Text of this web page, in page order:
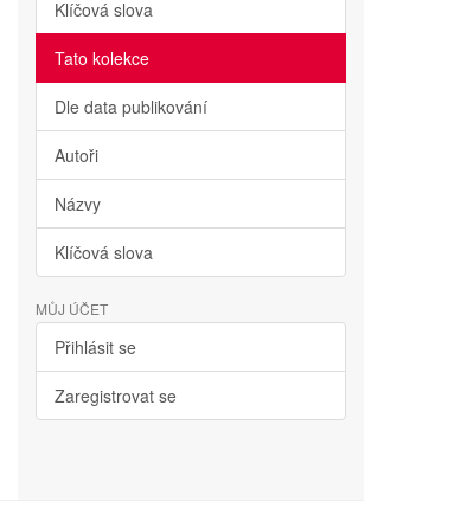
Klíčová slova
Tato kolekce
Dle data publikování
Autoři
Názvy
Klíčová slova
MŮJ ÚČET
Přihlásit se
Zaregistrovat se